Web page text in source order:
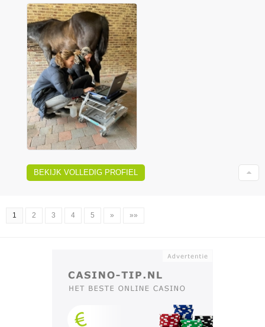
BEKIJK VOLLEDIG PROFIEL
1 2 3 4 5 » »»